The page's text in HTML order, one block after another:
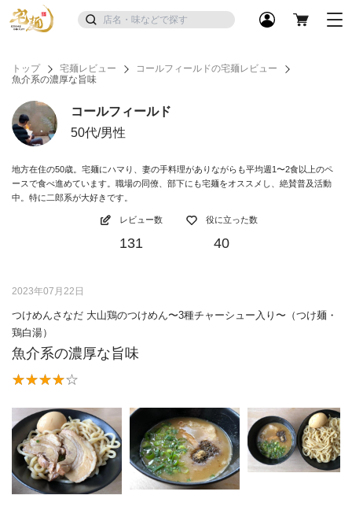
トップ 宅麺レビュー
コールフィールドの宅麺レビュー
魚介系の濃厚な旨味
コールフィールド
50代/男性
地方在住の50歳。宅麺にハマり、妻の手料理がありながらも平均週1〜2食以上のペ
ースで食べ進めています。職場の同僚、部下にも宅麺をオススメし、絶賛普及活動
中。特に二郎系が大好きです。
レビュー数
131
役に立った数
40
2023年07月22日
つけめんさなだ 大山鶏のつけめん〜3種チャーシュー入り〜（つけ麺・
鶏白湯）
魚介系の濃厚な旨味